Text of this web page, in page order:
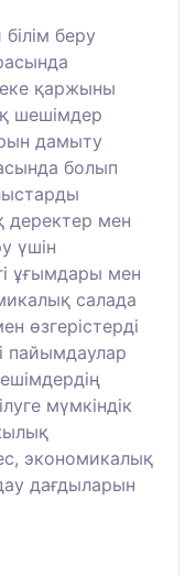
беру
қаржыны
шешімдер
дамыту
болып
деректер мен
үшін
ұғымдары мен
салада
өзгерістерді
пайымдаулар
мүмкіндік
экономикалық
дағдыларын